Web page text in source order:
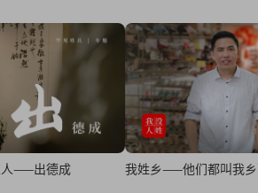
——出德成 我姓乡——他们都叫我